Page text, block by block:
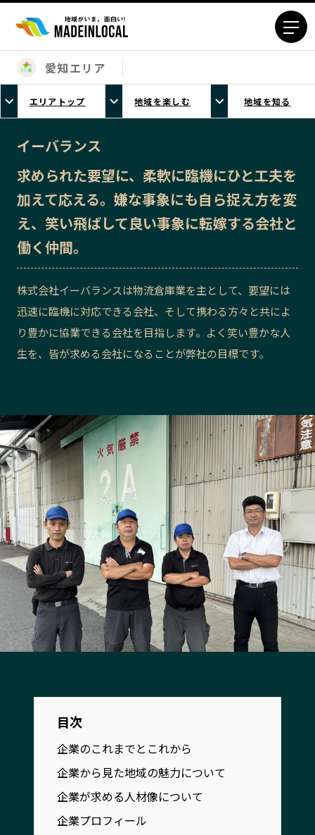
エリアから探す
北海道エリア
青森エリア
岩手エリア
福島エリア
茨城エリア
栃木エリア
群馬エリア
埼玉エリア
千葉エリア
東京23区エリア
神奈川エリア
新潟エリア
富山エリア
石川エリア
福井エリア
山梨エリア
長野エリア
岐阜エリア
静岡エリア
愛知エリア
北摂エリア
堺・泉州エリア
河内エリア
兵庫エリア
奈良エリア
和歌山エリア
鳥取エリア
島根エリア
岡山エリア
広島エリア
山口エリア
徳島エリア
香川エリア
愛媛エリア
高知エリア
福岡エリア
佐賀エリア
長崎エリア
熊本エリア
大分エリア
宮崎エリア
鹿児島エリア
カテゴリから探す
特集コンテンツ
地域を代表する 企業100選
プレスリリース
行政連携記事
MILCプロジェクト
選出企業特別対談
Localist
愛知エリア
エリアトップ 地域を楽しむ 地域を知る
イーバランス
求められた要望に、柔軟に臨機にひと工夫を
加えて応える。嫌な事象にも自ら捉え方を変
え、笑い飛ばして良い事象に転嫁する会社と
働く仲間。
株式会社イーバランスは物流倉庫業を主として、要望には
迅速に臨機に対応できる会社、そして携わる方々と共によ
り豊かに協業できる会社を目指します。よく笑い豊かな人
生を、皆が求める会社になることが弊社の目標です。
目次
企業のこれまでとこれから
企業から見た地域の魅力について
企業が求める人材像について
企業プロフィール